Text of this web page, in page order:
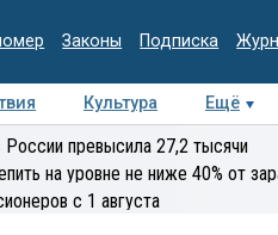
Законы Подписка
Культура Ещё
Интервью Колумнисты
превысила 27,2 тысячи
на уровне не ниже 40% от
с 1 августа